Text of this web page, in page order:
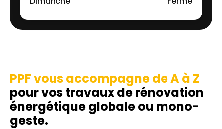
PPF vous accompagne de A à Z
pour vos travaux de rénovation
énergétique globale ou mono-
geste.